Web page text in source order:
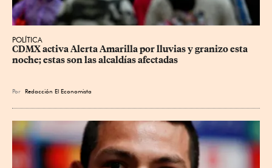
POLÍTICA
CDMX activa Alerta Amarilla por lluvias y granizo esta
noche; estas son las alcaldías afectadas
Por Redacción El Economista